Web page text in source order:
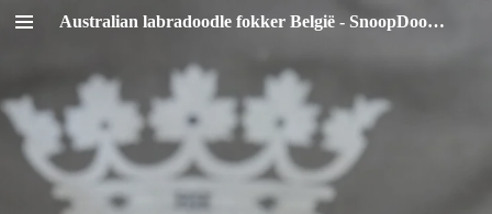
Ga
de
hoofdinhoud
Australian labradoodle fokker België - SnoopDoodles